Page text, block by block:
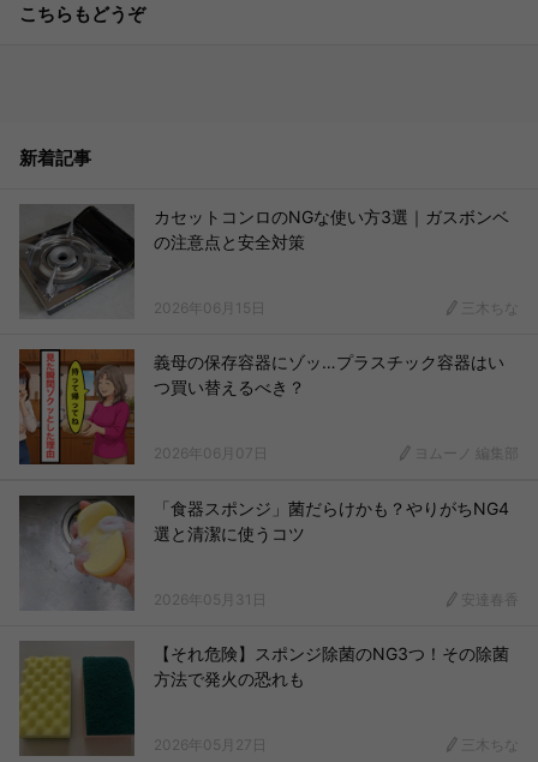
こちらもどうぞ
新着記事
カセットコンロのNGな使い方3選｜ガスボンベ
の注意点と安全対策
2026年06月15日 三木ちな
義母の保存容器にゾッ…プラスチック容器はい
つ買い替えるべき？
2026年06月07日 ヨムーノ 編集部
「食器スポンジ」菌だらけかも？やりがちNG4
選と清潔に使うコツ
2026年05月31日 安達春香
【それ危険】スポンジ除菌のNG3つ！その除菌
方法で発火の恐れも
2026年05月27日 三木ちな